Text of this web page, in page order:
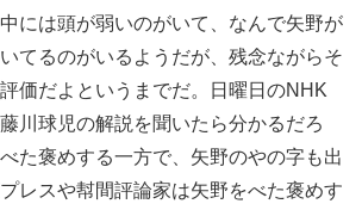
には頭が弱いのがいて、なんで矢野が
てるのがいるようだが、残念ながらそ
価だよというまでだ。日曜日のNHK
川球児の解説を聞いたら分かるだろ
た褒めする一方で、矢野のやの字も出
レスや幇間評論家は矢野をべた褒めす